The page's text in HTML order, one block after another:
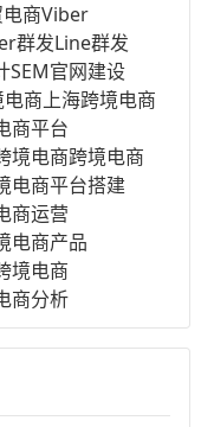
商Viber
群发Line群发
SEM官网建设
商上海跨境电商
商平台
境电商跨境电商
电商平台搭建
商运营
电商产品
境电商
商分析
境电商
商注册
商案例